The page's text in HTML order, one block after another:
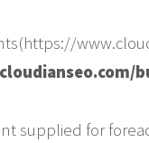
supplied for